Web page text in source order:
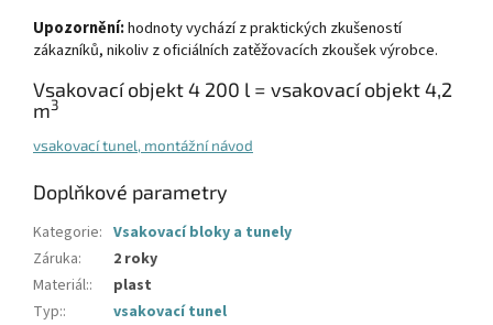
Upozornění:hodnoty vychází z praktických zkušeností
zákazníků, nikoliv z oficiálních zatěžovacích zkoušek výrobce.
Vsakovací objekt 4 200 l = vsakovací objekt 4,2
m3
vsakovací tunel, montážní návod
Doplňkové parametry
Kategorie: Vsakovací bloky a tunely
Záruka:
2 roky
Materiál::
plast
Typ:: vsakovací tunel